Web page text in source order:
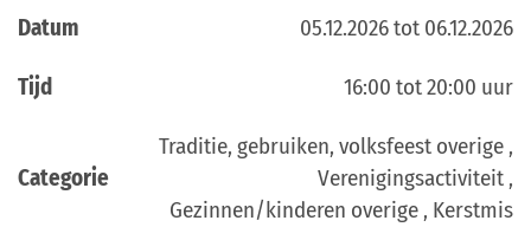
Datum 05.12.2026 tot 06.12.2026
Tijd 16:00 tot 20:00 uur
Categorie
Traditie, gebruiken, volksfeest overige ,
Verenigingsactiviteit ,
Gezinnen/kinderen overige , Kerstmis